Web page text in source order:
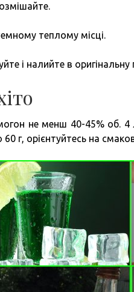
теплому місці.
і налийте в
не менш 40-45% об.
г, орієнтуйтесь на